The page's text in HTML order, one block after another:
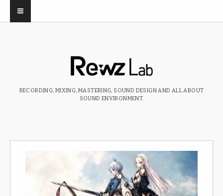
RECORDING, MIXING, MASTERING, SOUND DESIGN AND ALL ABOUT
SOUND ENVIRONMENT.